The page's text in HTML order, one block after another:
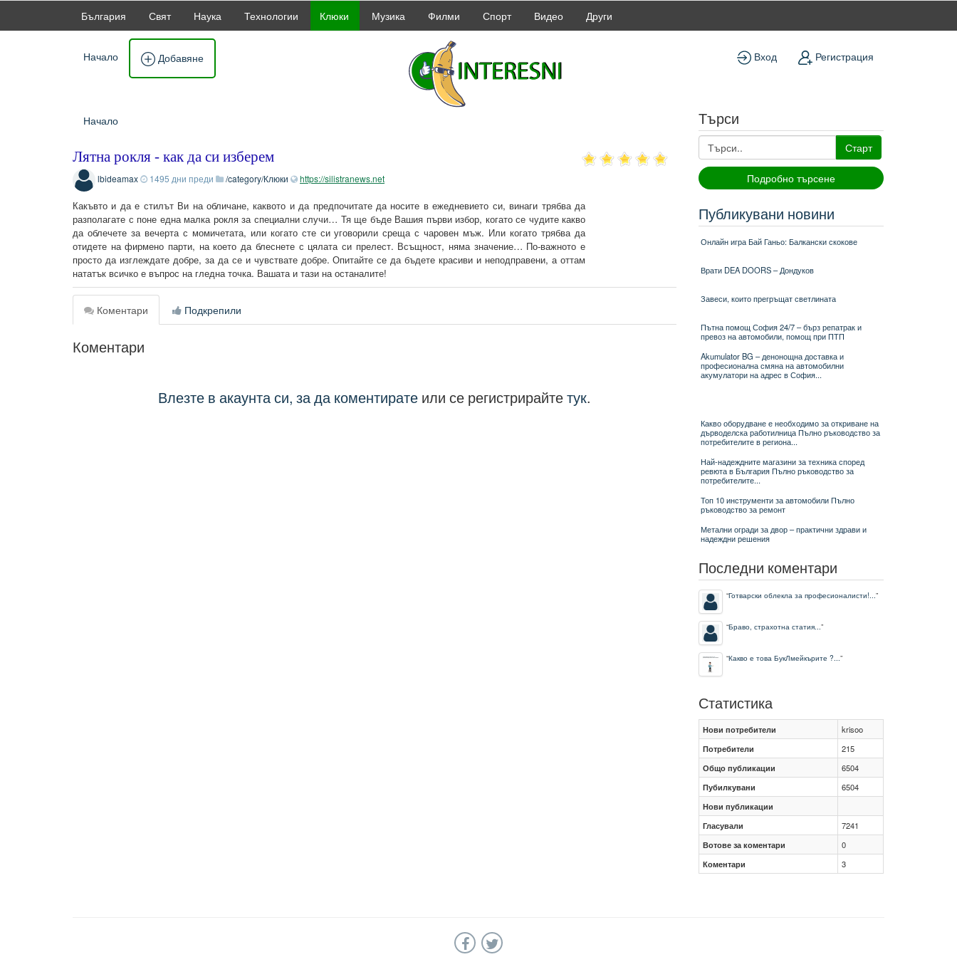
България Свят Наука Технологии Клюки Музика Филми Спорт Видео Други
Начало Регистрация
Вход
Добавяне
Начало
Лятна рокля - как да си изберем
lbideamax 1495 дни преди /category/Клюки https://silistranews.net
Какъвто и да е стилът Ви на обличане, каквото и да предпочитате да носите в ежедневието си, винаги трябва да
разполагате с поне една малка рокля за специални случи… Тя ще бъде Вашия първи избор, когато се чудите какво
да облечете за вечерта с момичетата, или когато сте си уговорили среща с чаровен мъж. Или когато трябва да
отидете на фирмено парти, на което да блеснете с цялата си прелест. Всъщност, няма значение… По-важното е
просто да изглеждате добре, за да се и чувствате добре. Опитайте се да бъдете красиви и неподправени, а оттам
нататък всичко е въпрос на гледна точка. Вашата и тази на останалите!
Коментари Подкрепили
Коментари
Влезте в акаунта си, за да коментирате или се регистрирайтетук.
Търси
Старт
Подробно търсене
Публикувани новини
Онлайн игра Бай Ганьо: Балкански скокове
Врати DEA DOORS – Дондуков
Завеси, които прегръщат светлината
Пътна помощ София 24/7 – бърз репатрак и
превоз на автомобили, помощ при ПТП
Akumulator BG – денонощна доставка и
професионална смяна на автомобилни
акумулатори на адрес в София...
Какво оборудване е необходимо за откриване на
дърводелска работилница Пълно ръководство за
потребителите в региона...
Най-надеждните магазини за техника според
ревюта в България Пълно ръководство за
потребителите...
Топ 10 инструменти за автомобили Пълно
ръководство за ремонт
Метални огради за двор – практични здрави и
надеждни решения
Последни коментари
“Готварски облекла за професионалисти!...”
“Браво, страхотна статия...”
“Какво е това БукЛмейкърите ?...”
Статистика
Нови потребители
krisoo
Потребители
215
Общо публикации
6504
Пубилкувани
6504
Нови публикации
Гласували
7241
Вотове за коментари
0
Коментари
3